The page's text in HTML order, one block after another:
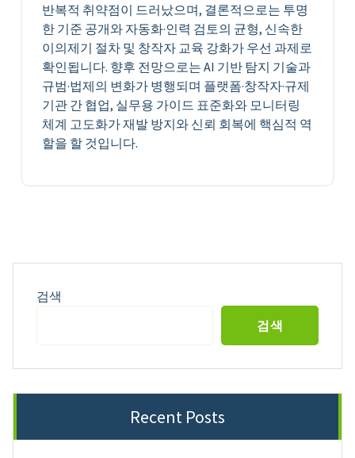
반복적 취약점이 드러났으며, 결론적으로는 투명
한 기준 공개와 자동화·인력 검토의 균형, 신속한
이의제기 절차 및 창작자 교육 강화가 우선 과제로
확인됩니다. 향후 전망으로는 AI 기반 탐지 기술과
규범·법제의 변화가 병행되며 플랫폼·창작자·규제
기관 간 협업, 실무용 가이드 표준화와 모니터링
체계 고도화가 재발 방지와 신뢰 회복에 핵심적 역
할을 할 것입니다.
검색
검색
Recent Posts